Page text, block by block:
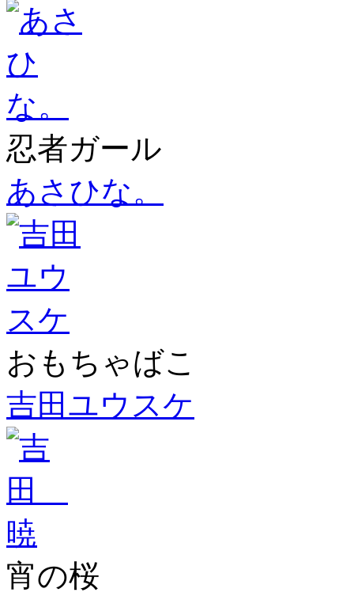
忍者ガール
あさひな。
おもちゃばこ
吉田ユウスケ
宵の桜